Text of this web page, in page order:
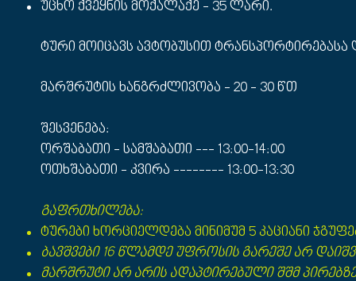
უცხო ქვეყნის მოქალაქე - 35 ლარი.
ტური მოიცავს ავტობუსით
მარშრუტის ხანგრძლივობა - 20 - 30 წთ
შესვენება:
ორშაბათი - სამშაბათი --- 13:00-14:00
ოთხშაბათი - კვირა -------- 13:00-13:30
გაფრთხილება:
ტურები ხორციელდება მინიმუმ 5 კაციანი
ბავშვები 16 წლამდე უფროსის გარეშე არ
მარშრუტი არ არის ადაპტირებული შშმ პირებზე